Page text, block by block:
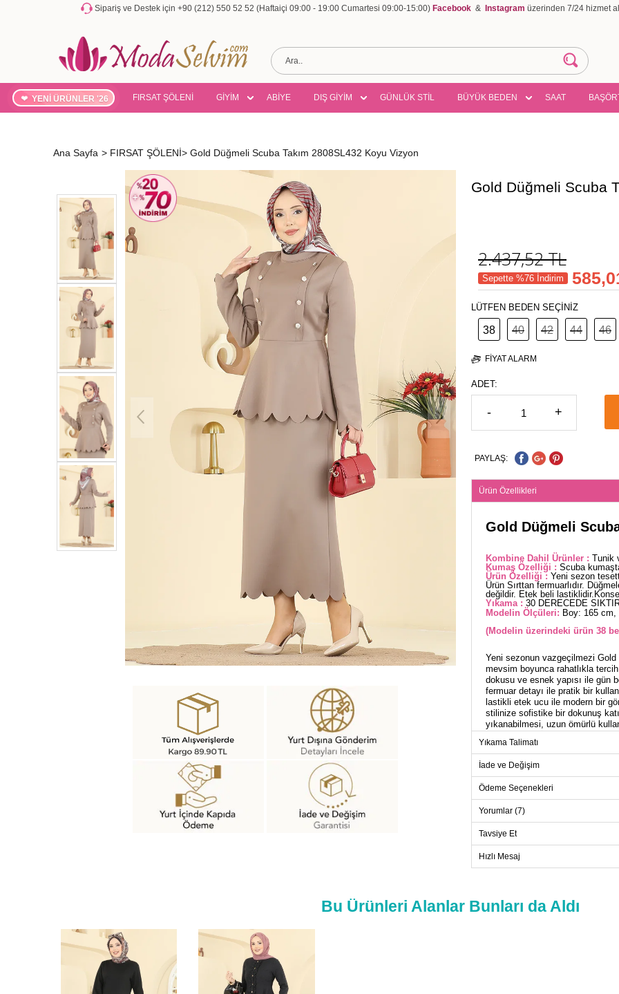
Sipariş ve Destek için +90 (212) 550 52 52 (Haftaiçi 09:00 - 19:00 Cumartesi 09:00-15:00) Facebook & Instagram üzerinden 7/24 hizmet
YENİ ÜRÜNLER '26 FIRSAT ŞÖLENİ GİYİM ABİYE DIŞ GİYİM GÜNLÜK STİL BÜYÜK BEDEN SAAT
Ana Sayfa > FIRSAT ŞÖLENİ> Gold Düğmeli Scuba Takım 2808SL432 Koyu Vizyon
Gold Düğmeli Scuba
2.437,52TL
Sepette %76 İndirim
LÜTFEN BEDEN SEÇİNİZ
38 40 42 44 46
FIYAT ALARM
ADET:
- +
PAYLAŞ:
Ürün Özellikleri
Gold Düğmeli
Kombine Dahil Ürünler : Tunik
Kumaş Özelliği : Scuba
Ürün Özelliği : Yeni sezon
Ürün Sırttan fermuarlıdır.
değildir. Etek beli
Yıkama : 30 DERECEDE
Modelin Ölçüleri: Boy: 165
(Modelin üzerindeki ürün 38
Yeni sezonun vazgeçilmezi Gold
mevsim boyunca rahatlıkla
dokusu ve esnek yapısı ile gün
fermuar detayı ile pratik bir
lastikli etek ucu ile modern bir
stilinize sofistike bir dokunuş
yıkanabilmesi, uzun ömürlü
Beden
40
42
Yıkama Talimatı
İade ve Değişim
Ödeme Seçenekleri
Yorumlar (7)
Tavsiye Et
Hızlı Mesaj
Bu Ürünleri Alanlar Bunları da Aldı